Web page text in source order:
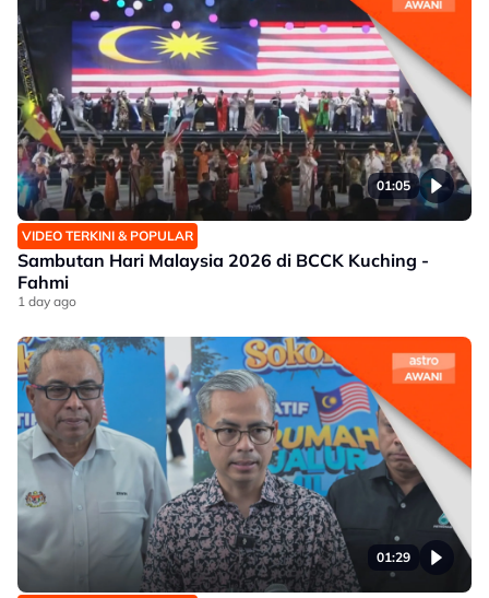
01:05
VIDEO TERKINI & POPULAR
Sambutan Hari Malaysia 2026 di BCCK Kuching -
Fahmi
1 day ago
01:29